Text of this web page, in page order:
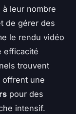
leur nombre
de gérer des
le rendu vidéo
efficacité
trouvent
offrent une
pour des
intensif.